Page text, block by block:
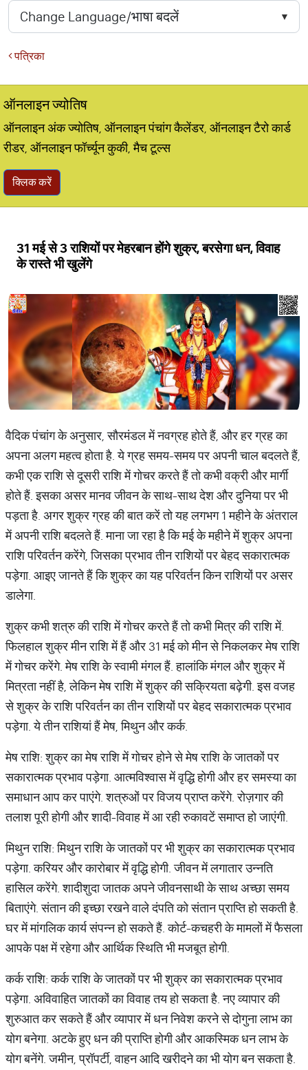
पत्रिका
ऑनलाइन ज्योतिष
ऑनलाइन अंक ज्योतिष, ऑनलाइन पंचांग कैलेंडर, ऑनलाइन टैरो कार्ड
रीडर, ऑनलाइन फॉर्च्यून कुकी, मैच टूल्स
क्लिक करें
31 मई से 3 राशियों पर मेहरबान होंगे शुक्र, बरसेगा धन, विवाह
के रास्ते भी खुलेंगे
वैदिक पंचांग के अनुसार, सौरमंडल में नवग्रह होते हैं, और हर ग्रह का
अपना अलग महत्व होता है. ये ग्रह समय-समय पर अपनी चाल बदलते हैं,
कभी एक राशि से दूसरी राशि में गोचर करते हैं तो कभी वक्री और मार्गी
होते हैं. इसका असर मानव जीवन के साथ-साथ देश और दुनिया पर भी
पड़ता है. अगर शुक्र ग्रह की बात करें तो यह लगभग 1 महीने के अंतराल
में अपनी राशि बदलते हैं. माना जा रहा है कि मई के महीने में शुक्र अपना
राशि परिवर्तन करेंगे, जिसका प्रभाव तीन राशियों पर बेहद सकारात्मक
पड़ेगा. आइए जानते हैं कि शुक्र का यह परिवर्तन किन राशियों पर असर
डालेगा.
शुक्र कभी शत्रु की राशि में गोचर करते हैं तो कभी मित्र की राशि में.
फिलहाल शुक्र मीन राशि में हैं और 31 मई को मीन से निकलकर मेष राशि
में गोचर करेंगे. मेष राशि के स्वामी मंगल हैं. हालांकि मंगल और शुक्र में
मित्रता नहीं है, लेकिन मेष राशि में शुक्र की सक्रियता बढ़ेगी. इस वजह
से शुक्र के राशि परिवर्तन का तीन राशियों पर बेहद सकारात्मक प्रभाव
पड़ेगा. ये तीन राशियां हैं मेष, मिथुन और कर्क.
मेष राशि: शुक्र का मेष राशि में गोचर होने से मेष राशि के जातकों पर
सकारात्मक प्रभाव पड़ेगा. आत्मविश्वास में वृद्धि होगी और हर समस्या का
समाधान आप कर पाएंगे. शत्रुओं पर विजय प्राप्त करेंगे. रोज़गार की
तलाश पूरी होगी और शादी-विवाह में आ रही रुकावटें समाप्त हो जाएंगी.
मिथुन राशि: मिथुन राशि के जातकों पर भी शुक्र का सकारात्मक प्रभाव
पड़ेगा. करियर और कारोबार में वृद्धि होगी. जीवन में लगातार उन्नति
हासिल करेंगे. शादीशुदा जातक अपने जीवनसाथी के साथ अच्छा समय
बिताएंगे. संतान की इच्छा रखने वाले दंपति को संतान प्राप्ति हो सकती है.
घर में मांगलिक कार्य संपन्न हो सकते हैं. कोर्ट-कचहरी के मामलों में फैसला
आपके पक्ष में रहेगा और आर्थिक स्थिति भी मजबूत होगी.
कर्क राशि: कर्क राशि के जातकों पर भी शुक्र का सकारात्मक प्रभाव
पड़ेगा. अविवाहित जातकों का विवाह तय हो सकता है. नए व्यापार की
शुरुआत कर सकते हैं और व्यापार में धन निवेश करने से दोगुना लाभ का
योग बनेगा. अटके हुए धन की प्राप्ति होगी और आकस्मिक धन लाभ के
योग बनेंगे. जमीन, प्रॉपर्टी, वाहन आदि खरीदने का भी योग बन सकता है.